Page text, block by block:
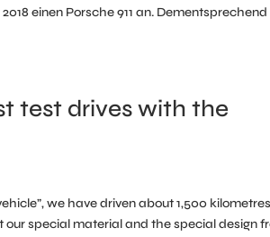
einen Porsche 911 an. Dementsprechend
test drives with the
we have driven about 1,500
special material and the special design